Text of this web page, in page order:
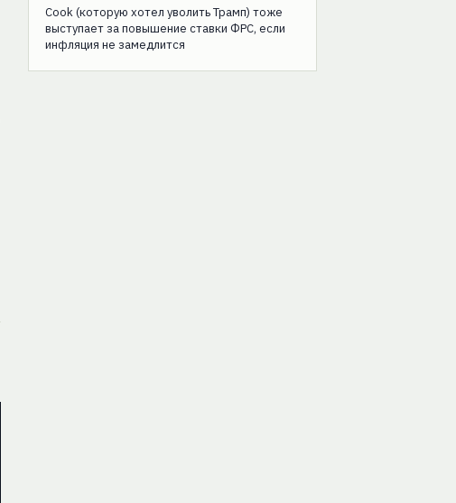
Cook (которую хотел уволить Трамп) тоже
выступает за повышение ставки ФРС, если
инфляция не замедлится